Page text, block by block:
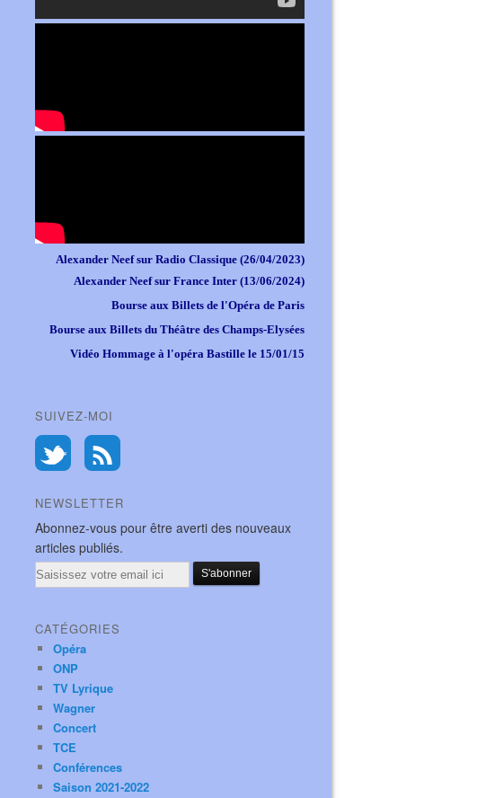
Alexander Neef sur Radio Classique (26/04/2023)
Alexander Neef sur France Inter (13/06/2024)
Bourse aux Billets de l'Opéra de Paris
Bourse aux Billets du Théâtre des Champs-Elysées
Vidéo Hommage à l'opéra Bastille le 15/01/15
SUIVEZ-MOI
NEWSLETTER
Abonnez-vous pour être averti des nouveaux
articles publiés.
Email
CATÉGORIES
Opéra
ONP
TV Lyrique
Wagner
Concert
TCE
Conférences
Saison 2021-2022